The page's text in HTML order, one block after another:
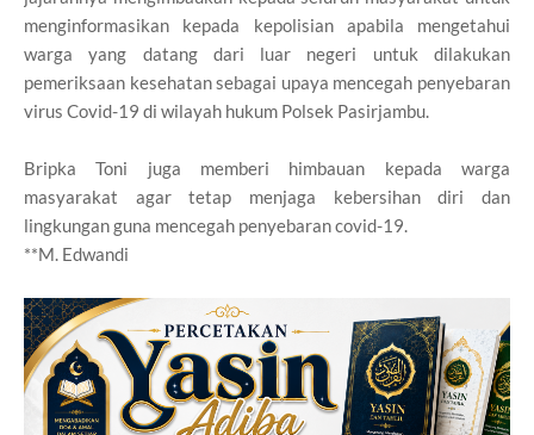
menginformasikan kepada kepolisian apabila mengetahui
warga yang datang dari luar negeri untuk dilakukan
pemeriksaan kesehatan sebagai upaya mencegah penyebaran
virus Covid-19 di wilayah hukum Polsek Pasirjambu.
Bripka Toni juga memberi himbauan kepada warga
masyarakat agar tetap menjaga kebersihan diri dan
lingkungan guna mencegah penyebaran covid-19.
**M. Edwandi